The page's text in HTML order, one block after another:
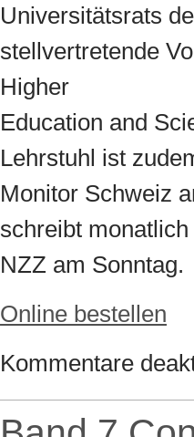
Universitätsrats
stellvertretende
Higher
Education and
Lehrstuhl ist
Monitor Schweiz
schreibt
NZZ am Sonntag.
Online bestellen
Kommentare